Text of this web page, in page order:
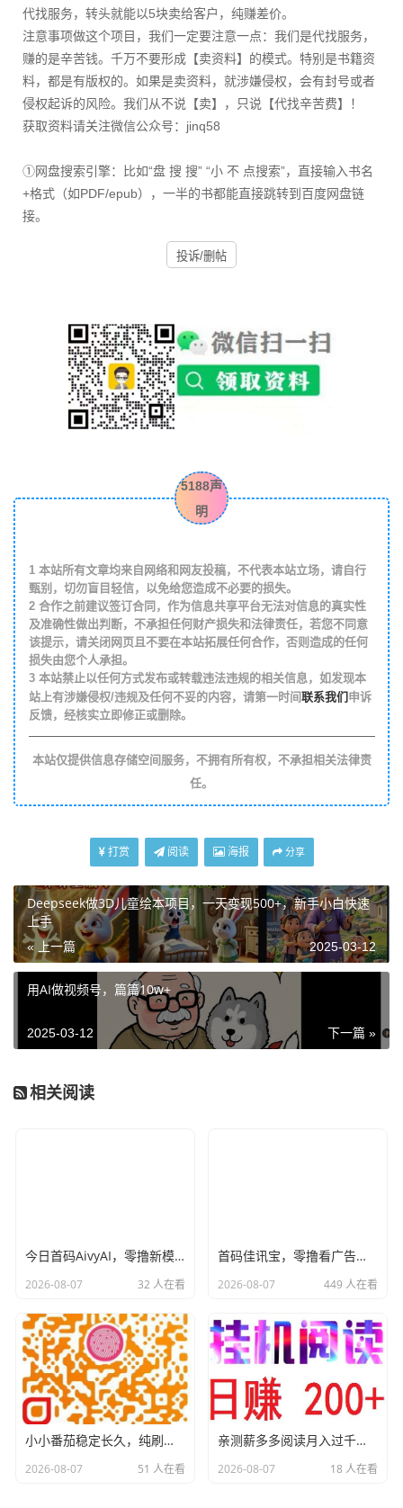
代找服务，转头就能以5块卖给客户，纯赚差价。
注意事项做这个项目，我们一定要注意一点：我们是代找服务，
赚的是辛苦钱。千万不要形成【卖资料】的模式。特别是书籍资
料，都是有版权的。如果是卖资料，就涉嫌侵权，会有封号或者
侵权起诉的风险。我们从不说【卖】，只说【代找辛苦费】！
获取资料请关注微信公众号：jinq58
①网盘搜索引擎：比如“盘 搜 搜” “小 不 点搜索”，直接输入书名
+格式（如PDF/epub），一半的书都能直接跳转到百度网盘链
接。
投诉/删帖
5188声
明
1本站所有文章均来自网络和网友投稿，不代表本站立场，请自行
甄别，切勿盲目轻信，以免给您造成不必要的损失。
2合作之前建议签订合同，作为信息共享平台无法对信息的真实性
及准确性做出判断，不承担任何财产损失和法律责任，若您不同意
该提示，请关闭网页且不要在本站拓展任何合作，否则造成的任何
损失由您个人承担。
3本站禁止以任何方式发布或转载违法违规的相关信息，如发现本
站上有涉嫌侵权/违规及任何不妥的内容，请第一时间联系我们申诉
反馈，经核实立即修正或删除。
本站仅提供信息存储空间服务，不拥有所有权，不承担相关法律责
任。
打赏 阅读 海报 分享
Deepseek做3D儿童绘本项目，一天变现500+，新手小白快速
上手
« 上一篇 2025-03-12
用AI做视频号，篇篇10w+
下一篇 »
2025-03-12
相关阅读
今日首码AivyAI，零撸新模式，布局市场，喜欢撸u的来，对接团队长！
2026-08-07 32 人在看
首码佳讯宝，零撸看广告不养机，提现10到帐16元，有视频教程
2026-08-07 449 人在看
小小番茄稳定长久，纯刷广赚，金额到0.1元时自助打款，省时省力
2026-08-07 51 人在看
亲测薪多多阅读月入过千，提现秒级别就到了，平台稳定运营，人人都可以赚。 手机电脑都可以做，自动挂着机唰阅读新闻，无需人工浏览，专门给各大平台新闻刷浏览量，阅读8秒以上就算有效，每日领取零钱不香吗？ 薪多多阅读软件有内置脚本不用自己数秒数直接点自动阅读即可，什么也不用管，挂机一天最少160起，多劳多得，上不封顶。
2026-08-07 18 人在看